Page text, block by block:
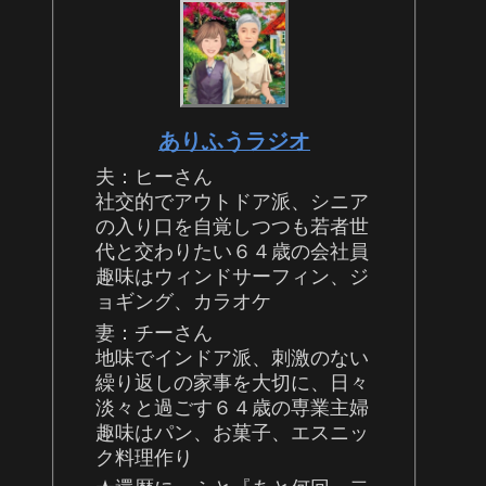
ありふうラジオ
夫：ヒーさん
社交的でアウトドア派、シニア
の入り口を自覚しつつも若者世
代と交わりたい６４歳の会社員
趣味はウィンドサーフィン、ジ
ョギング、カラオケ
妻：チーさん
地味でインドア派、刺激のない
繰り返しの家事を大切に、日々
淡々と過ごす６４歳の専業主婦
趣味はパン、お菓子、エスニッ
ク料理作り